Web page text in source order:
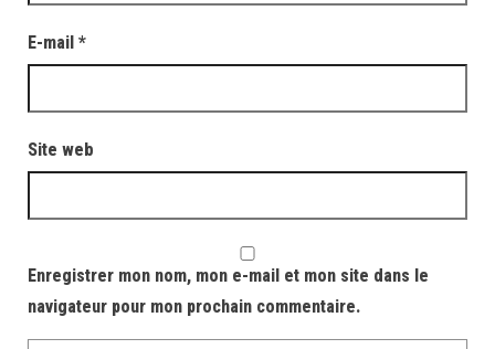
E-mail *
Site web
Enregistrer mon nom, mon e-mail et mon site dans le
navigateur pour mon prochain commentaire.